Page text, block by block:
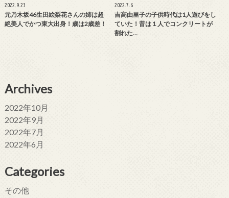
2022.9.23
元乃木坂46生田絵梨花さんの姉は超
絶美人でかつ東大出身！歳は2歳差！
2022.7.6
吉高由里子の子供時代は1人遊びをし
ていた！昔は１人でコンクリートが
割れた…
Archives
2022年10月
2022年9月
2022年7月
2022年6月
Categories
その他